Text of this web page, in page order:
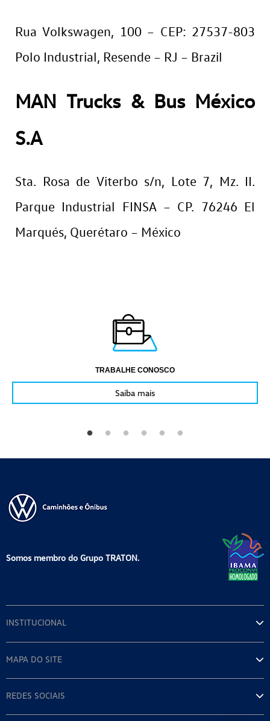
Rua Volkswagen, 100 – CEP: 27537-803
Polo Industrial, Resende – RJ – Brazil
MAN Trucks & Bus México
S.A
Sta. Rosa de Viterbo s/n, Lote 7, Mz. II.
Parque Industrial FINSA – CP. 76246 El
Marqués, Querétaro – México
TRABALHE CONOSCO
Saiba mais
Somos membro do Grupo TRATON.
INSTITUCIONAL
MAPA DO SITE
REDES SOCIAIS